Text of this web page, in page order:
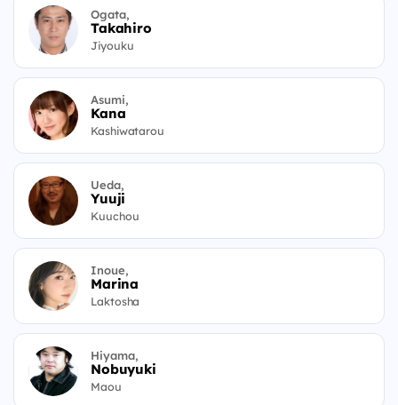
Ogata,
Takahiro
Jiyouku
Asumi,
Kana
Kashiwatarou
Ueda,
Yuuji
Kuuchou
Inoue,
Marina
Laktosha
Hiyama,
Nobuyuki
Maou